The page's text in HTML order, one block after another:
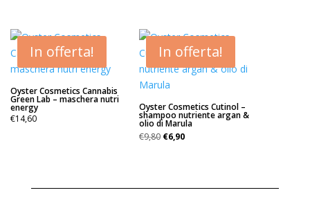
era:
€31,80. €15,90.
In offerta!
Oyster Cosmetics Cannabis
Green Lab – maschera nutri
energy
€14,60
In offerta!
Oyster Cosmetics Cutinol –
shampoo nutriente argan &
olio di Marula
€9,80 Il
€9,80.
€6,90Il
€6,90.